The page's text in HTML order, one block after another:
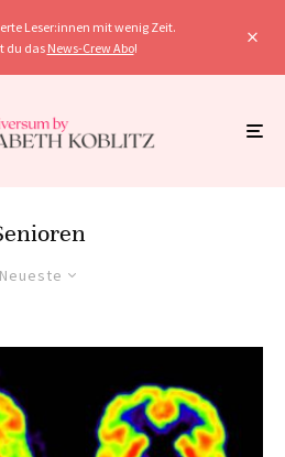
Leser:innen mit wenig Zeit.
du das News-Crew Abo!
Neueste